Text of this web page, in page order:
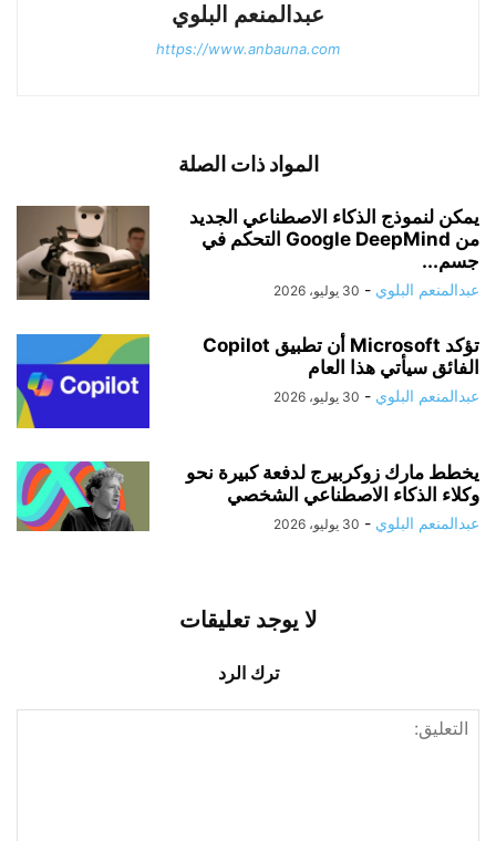
عبدالمنعم البلوي
https://www.anbauna.com
المواد ذات الصلة
يمكن لنموذج الذكاء الاصطناعي الجديد
من Google DeepMind التحكم في
جسم...
عبدالمنعم البلوي - 30 يوليو، 2026
تؤكد Microsoft أن تطبيق Copilot
الفائق سيأتي هذا العام
عبدالمنعم البلوي - 30 يوليو، 2026
يخطط مارك زوكربيرج لدفعة كبيرة نحو
وكلاء الذكاء الاصطناعي الشخصي
عبدالمنعم البلوي - 30 يوليو، 2026
لا يوجد تعليقات
ترك الرد